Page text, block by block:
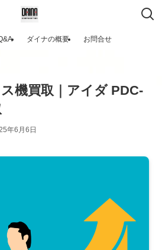
ダイナの概要 お問合せ
機買取｜アイダ PDC-
年6月6日